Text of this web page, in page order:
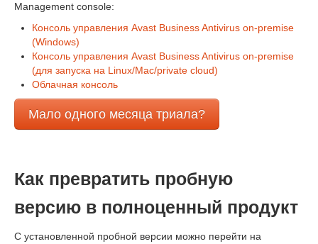
Management console:
Консоль управления Avast Business Antivirus on-premise
(Windows)
Консоль управления Avast Business Antivirus on-premise
(для запуска на Linux/Mac/private cloud)
Облачная консоль
Мало одного месяца триала?
Как превратить пробную
версию в полноценный продукт
С установленной пробной версии можно перейти на